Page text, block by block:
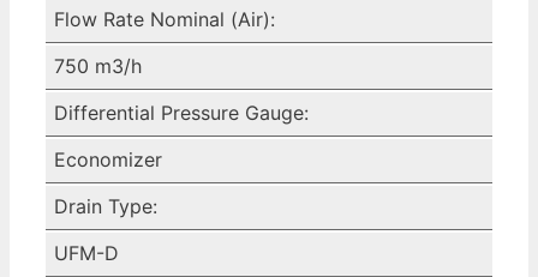
Flow Rate Nominal (Air):
750 m3/h
Differential Pressure Gauge:
Economizer
Drain Type:
UFM-D